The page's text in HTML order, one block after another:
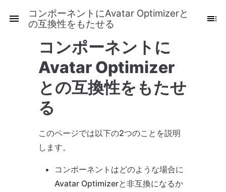
コンポーネントにAvatar Optimizerと
の互換性をもたせる
コンポーネントに
Avatar Optimizer
との互換性をもたせ
る
このページでは以下の2つのことを説明
します。
コンポーネントはどのような場合に
Avatar Optimizerと非互換になるか